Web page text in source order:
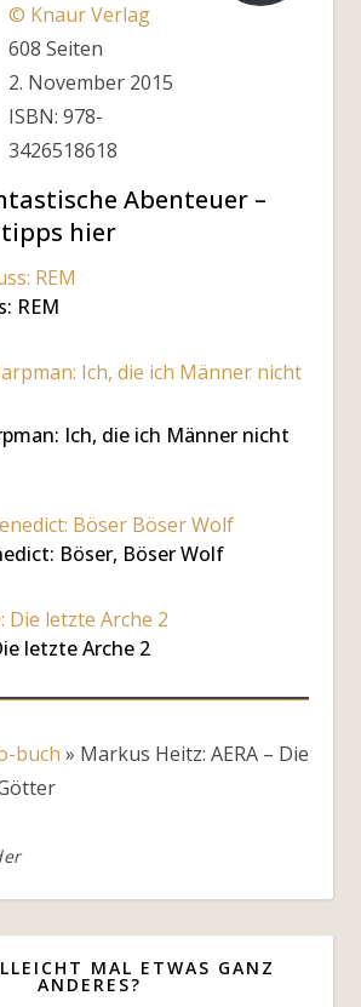
© Knaur Verlag
608 Seiten
2. November 2015
ISBN: 978-
3426518618
Abenteuer –
hier
REM
Ich, die ich Männer nicht
Böser, Böser Wolf
letzte Arche 2
buch » Markus Heitz: AERA – Die
MAL ETWAS GANZ
ANDERES?